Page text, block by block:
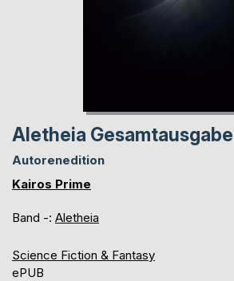
Aletheia Gesamtausgabe
Autorenedition
Kairos Prime
Band -: Aletheia
Science Fiction & Fantasy
ePUB